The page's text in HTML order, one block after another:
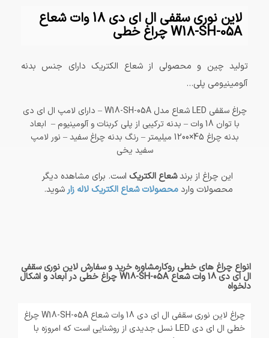
لاین نوری سقفی ال ای دی 18 وات شعاع
W18-SH-05A چراغ خطی
تولید چین و محصولی از شعاع الکتریک دارای جنس بدنه
آلومینیومی پلی...
چراغ سقفی LED شعاع مدل W18-SH-05A – دارای لامپ ال ای دی
با توان 18 وات – بدنه ترکیبی از پلی کربنات و آلومینیوم – ابعاد
بدنه چراغ 45×1200 میلیمتر – رنگ بدنه چراغ سفید – نور لامپ
سفید یخی
این چراغ از برندشعاع الکتریک است. برای مشاهده دیگر
محصولات واردمحصولات شعاع الکتریک لاله زار شوید.
انواع چراغ های خطی روکارمشاوره خرید و سفارش لاین نوری سقفی
ال ای دی 18 وات شعاع W18-SH-05A چراغ خطی در ابعاد و اشکال
دلخواه
چراغ لاین نوری سقفی ال ای دی 18 وات شعاع W18-SH-05A چراغ
خطی ال ای دی LED نسل جدیدی از روشنایی است که امروزه با